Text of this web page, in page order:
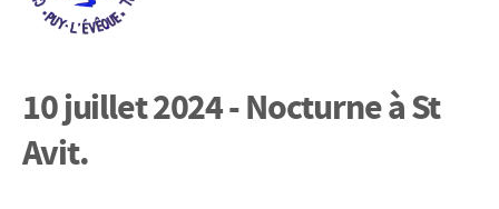
10 juillet 2024 - Nocturne à St
Avit.